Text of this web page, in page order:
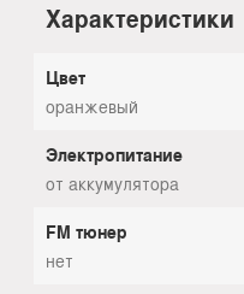
Характеристики
Цвет
оранжевый
Электропитание
от аккумулятора
FM тюнер
нет